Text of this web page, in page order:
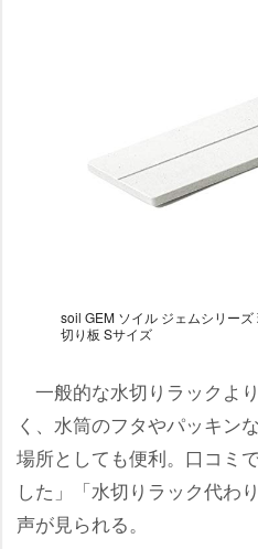
soil GEM ソイル ジェムシリー
切り板 Sサイズ
一般的な水切りラックよ
く、水筒のフタやパッキン
場所としても便利。口コミ
した」「水切りラック代わ
声が見られる。